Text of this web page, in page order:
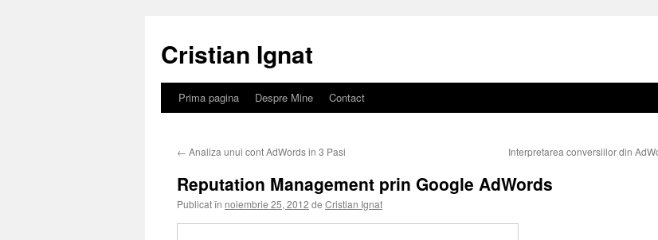
conținut
Cristian Ignat
Prima pagina Despre Mine Contact
← Analiza unui cont AdWords in 3 Pasi Interpretarea conversiilor din
Reputation Management prin Google AdWords
Publicat în noiembrie 25, 2012 de Cristian Ignat